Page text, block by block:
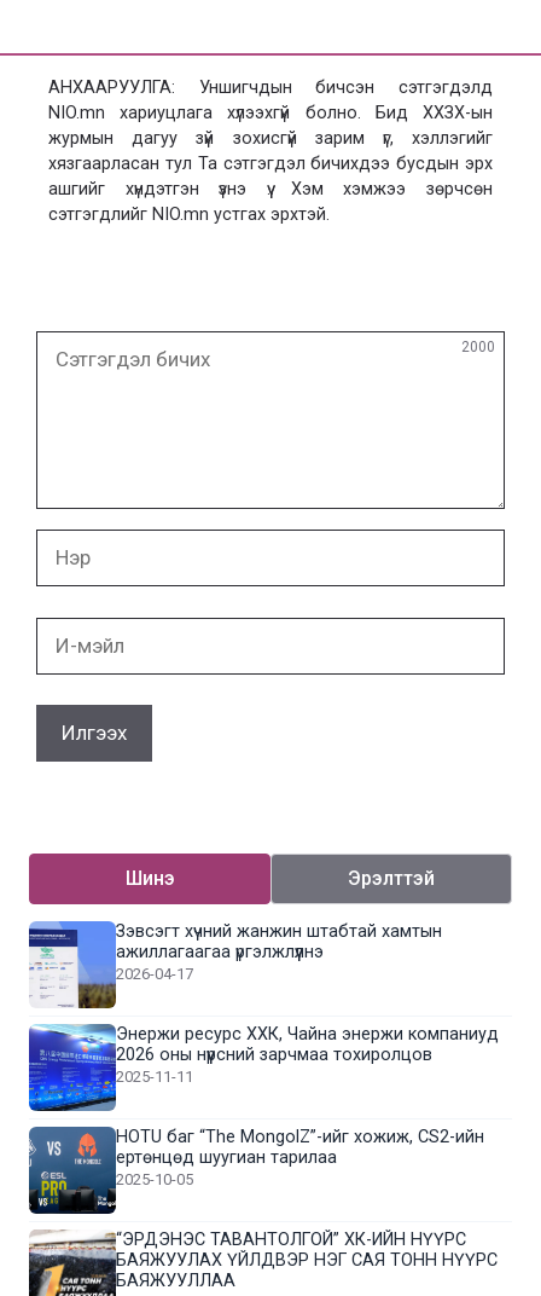
АНХААРУУЛГА: Уншигчдын бичсэн сэтгэгдэлд
NIO.mn хариуцлага хүлээхгүй болно. Бид ХХЗХ-ын
журмын дагуу зүй зохисгүй зарим үг, хэллэгийг
хязгаарласан тул Та сэтгэгдэл бичихдээ бусдын эрх
ашгийг хүндэтгэн үзнэ үү. Хэм хэмжээ зөрчсөн
сэтгэгдлийг NIO.mn устгах эрхтэй.
2000
мэйл
Шинэ Эрэлттэй
Зэвсэгт хүчний жанжин штабтай хамтын
ажиллагаагаа үргэлжлүүлнэ
2026-04-17
Энержи ресурс ХХК, Чайна энержи компаниуд
2026 оны нүүрсний зарчмаа тохиролцов
2025-11-11
HOTU баг “The MongolZ”-ийг хожиж, CS2-ийн
ертөнцөд шуугиан тарилаа
2025-10-05
“ЭРДЭНЭС ТАВАНТОЛГОЙ” ХК-ИЙН НҮҮРС
БАЯЖУУЛАХ ҮЙЛДВЭР НЭГ САЯ ТОНН НҮҮРС
БАЯЖУУЛЛАА